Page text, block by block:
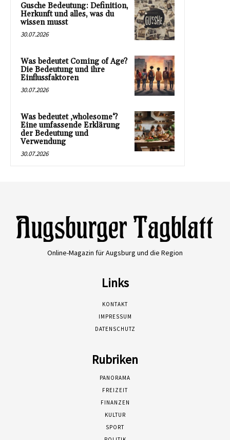
Gusche Bedeutung: Definition,
Herkunft und alles, was du
wissen musst
30.07.2026
Was bedeutet Coming of Age?
Die Bedeutung und ihre
Einflussfaktoren
30.07.2026
Was bedeutet ‚wholesome‘?
Eine umfassende Erklärung
der Bedeutung und
Verwendung
30.07.2026
Online-Magazin für Augsburg und die Region
Links
KONTAKT
IMPRESSUM
DATENSCHUTZ
Rubriken
PANORAMA
FREIZEIT
FINANZEN
KULTUR
SPORT